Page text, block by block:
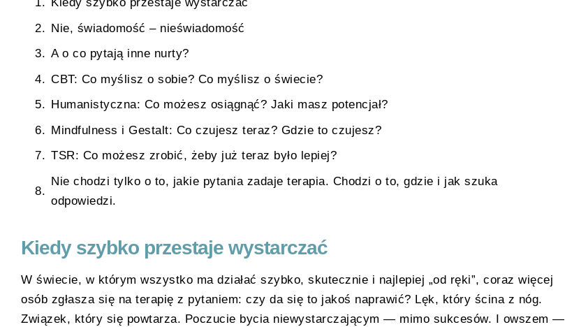
Nie, świadomość – nieświadomość
A o co pytają inne nurty?
CBT: Co myślisz o sobie? Co myślisz o świecie?
Humanistyczna: Co możesz osiągnąć? Jaki masz potencjał?
Mindfulness i Gestalt: Co czujesz teraz? Gdzie to czujesz?
TSR: Co możesz zrobić, żeby już teraz było lepiej?
Nie chodzi tylko o to, jakie pytania zadaje terapia. Chodzi o to, gdzie i jak szuka
odpowiedzi.
Kiedy szybko przestaje wystarczać
W świecie, w którym wszystko ma działać szybko, skutecznie i najlepiej „od ręki”, coraz więcej
osób zgłasza się na terapię z pytaniem: czy da się to jakoś naprawić? Lęk, który ścina z nóg.
Związek, który się powtarza. Poczucie bycia niewystarczającym — mimo sukcesów. I owszem —